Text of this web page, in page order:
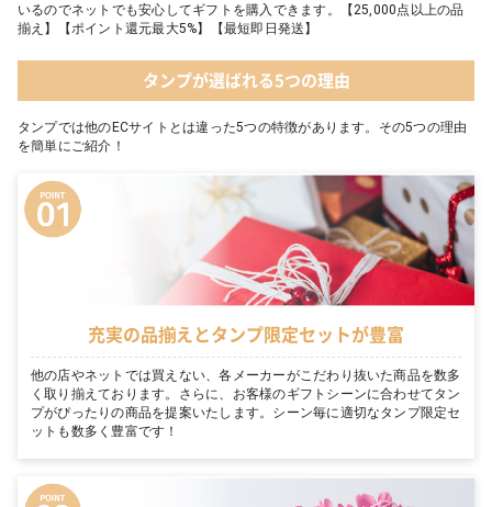
いるのでネットでも安心してギフトを購入できます。【25,000点以上の品
揃え】【ポイント還元最大5%】【最短即日発送】
タンプが選ばれる5つの理由
タンプでは他のECサイトとは違った5つの特徴があります。その5つの理由
を簡単にご紹介！
充実の品揃えとタンプ限定セットが豊富
他の店やネットでは買えない、各メーカーがこだわり抜いた商品を数多
く取り揃えております。さらに、お客様のギフトシーンに合わせてタン
プがぴったりの商品を提案いたします。シーン毎に適切なタンプ限定セ
ットも数多く豊富です！